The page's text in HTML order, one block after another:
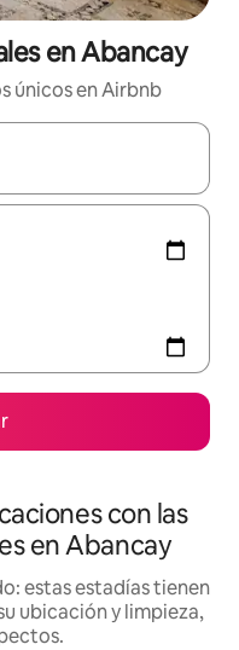
en Abancay
únicos en Airbnb
navegá con las
con las
en Abancay
estas estadías tienen
ubicación y limpieza,